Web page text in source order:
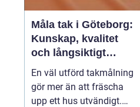
Måla tak i Göteborg:
Kunskap, kvalitet
och långsiktigt
skydd vid
takmålning i
Göteborg
En väl utförd takmålning
gör mer än att fräscha
upp ett hus utvändigt.